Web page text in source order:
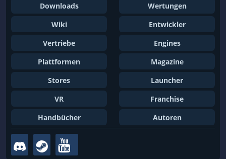
Downloads
Wertungen
Wiki
Entwickler
Vertriebe
Engines
Plattformen
Magazine
Stores
Launcher
VR
Franchise
Handbücher
Autoren